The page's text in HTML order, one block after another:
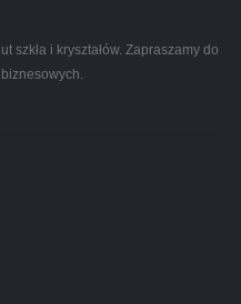
szkła i kryształów. Zapraszamy do